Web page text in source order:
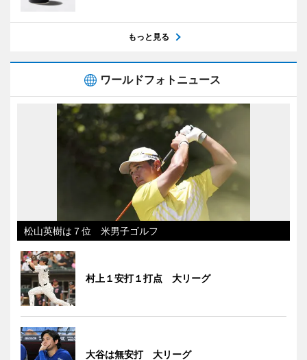
もっと見る
ワールドフォトニュース
松山英樹は７位 米男子ゴルフ
村上１安打１打点 大リーグ
大谷は無安打 大リーグ